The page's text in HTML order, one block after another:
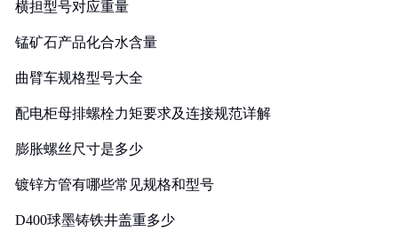
横担型号对应重量
锰矿石产品化合水含量
曲臂车规格型号大全
配电柜母排螺栓力矩要求及连接规范详解
膨胀螺丝尺寸是多少
镀锌方管有哪些常见规格和型号
D400球墨铸铁井盖重多少